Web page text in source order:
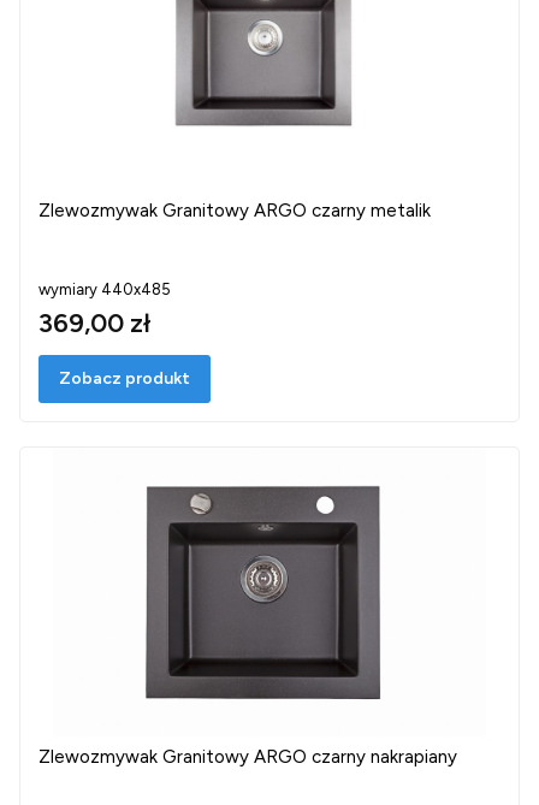
Zlewozmywak Granitowy ARGO czarny metalik
wymiary 440x485
369,00 zł
Zobacz produkt
Zlewozmywak Granitowy ARGO czarny nakrapiany